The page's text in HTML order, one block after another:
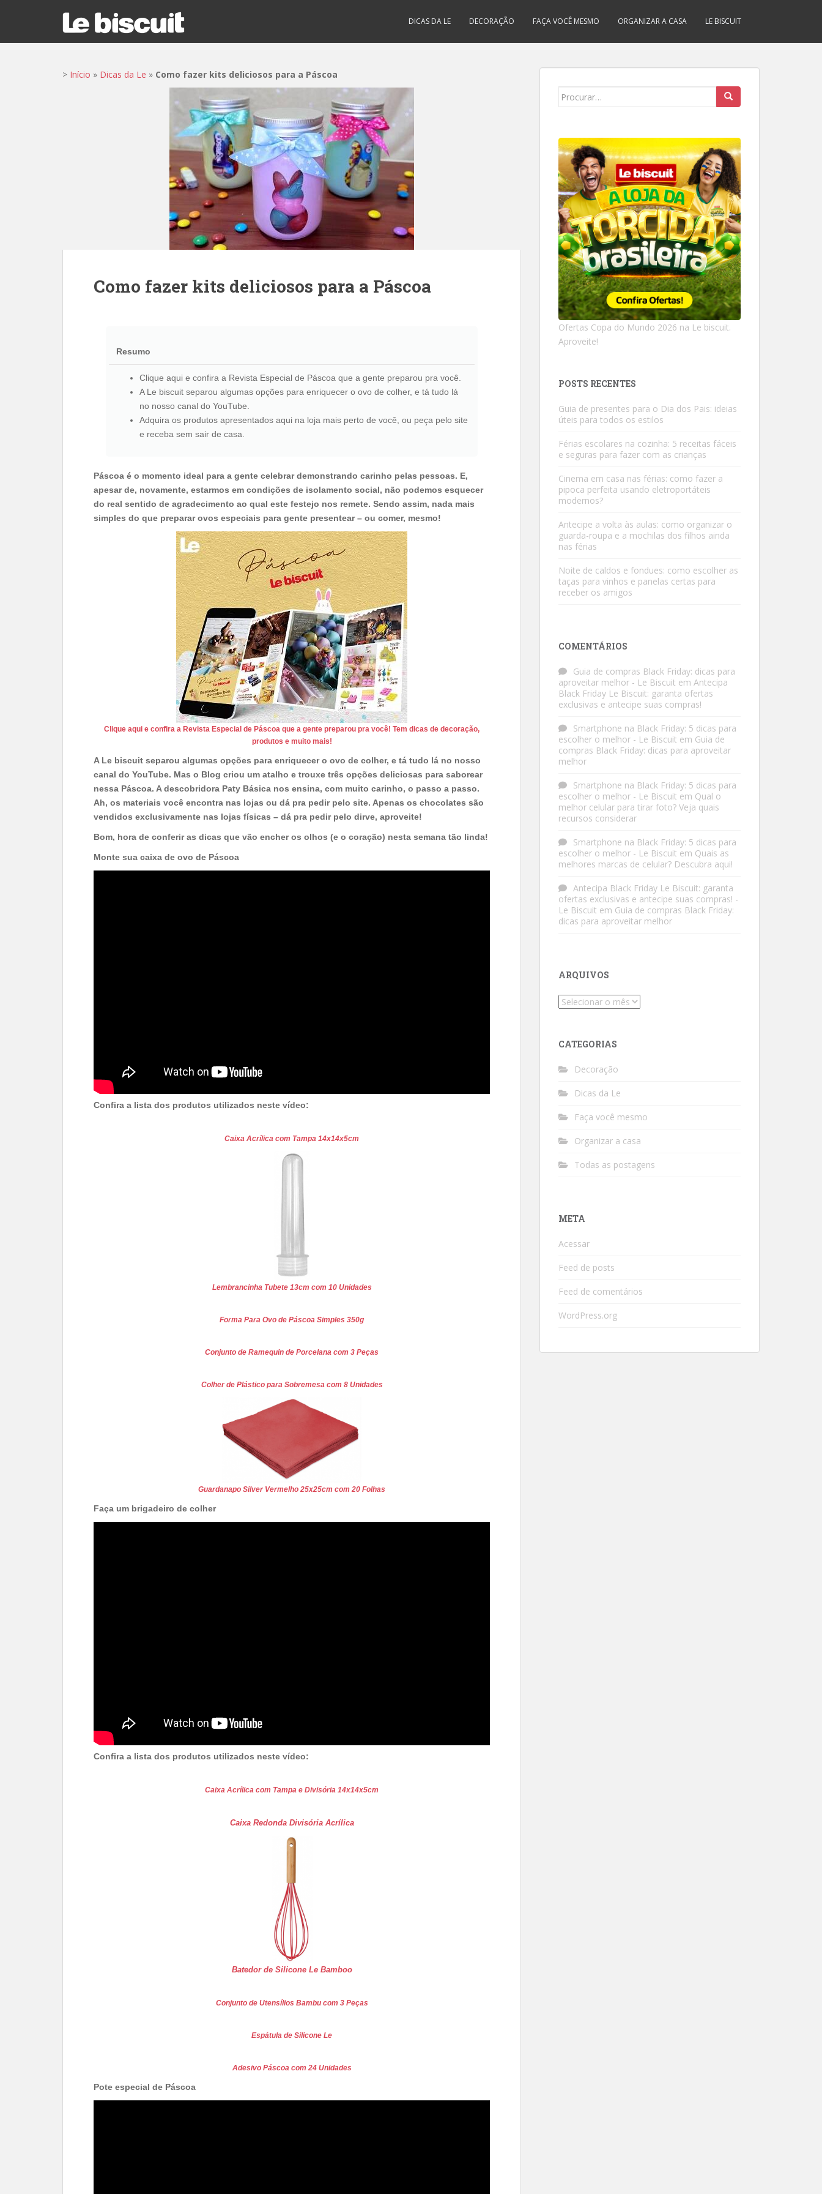
DICAS DA LE DECORAÇÃO FAÇA VOCÊ MESMO ORGANIZAR A CASA LE BISCUIT
> Início » Dicas da Le » Como fazer kits deliciosos para a Páscoa
Como fazer kits deliciosos para a Páscoa
Resumo
Clique aqui e confira a Revista Especial de Páscoa que a gente preparou pra você.
A Le biscuit separou algumas opções para enriquecer o ovo de colher, e tá tudo lá
no nosso canal do YouTube.
Adquira os produtos apresentados aqui na loja mais perto de você, ou peça pelo site
e receba sem sair de casa.
Páscoa é o momento ideal para a gente celebrar demonstrando carinho pelas pessoas. E,
apesar de, novamente, estarmos em condições de isolamento social, não podemos esquecer
do real sentido de agradecimento ao qual este festejo nos remete. Sendo assim, nada mais
simples do que preparar ovos especiais para gente presentear – ou comer, mesmo!
Clique aqui e confira a Revista Especial de Páscoa que a gente preparou pra você! Tem dicas de decoração,
produtos e muito mais!
A Le biscuit separou algumas opções para enriquecer o ovo de colher, e tá tudo lá no nosso
canal do YouTube. Mas o Blog criou um atalho e trouxe três opções deliciosas para saborear
nessa Páscoa. A descobridora Paty Básica nos ensina, com muito carinho, o passo a passo.
Ah, os materiais você encontra nas lojas ou dá pra pedir pelo site. Apenas os chocolates são
vendidos exclusivamente nas lojas físicas – dá pra pedir pelo dirve, aproveite!
Bom, hora de conferir as dicas que vão encher os olhos (e o coração) nesta semana tão linda!
Monte sua caixa de ovo de Páscoa
Confira a lista dos produtos utilizados neste vídeo:
Caixa Acrílica com Tampa 14x14x5cm
Lembrancinha Tubete 13cm com 10 Unidades
Forma Para Ovo de Páscoa Simples 350g
Conjunto de Ramequin de Porcelana com 3 Peças
Colher de Plástico para Sobremesa com 8 Unidades
Guardanapo Silver Vermelho 25x25cm com 20 Folhas
Faça um brigadeiro de colher
Confira a lista dos produtos utilizados neste vídeo:
Caixa Acrílica com Tampa e Divisória 14x14x5cm
Caixa Redonda Divisória Acrílica
Batedor de Silicone Le Bamboo
Conjunto de Utensílios Bambu com 3 Peças
Espátula de Silicone Le
Adesivo Páscoa com 24 Unidades
Pote especial de Páscoa
Search
Ofertas Copa do Mundo 2026 na Le biscuit.
Aproveite!
POSTS RECENTES
Guia de presentes para o Dia dos Pais: ideias
úteis para todos os estilos
Férias escolares na cozinha: 5 receitas fáceis
e seguras para fazer com as crianças
Cinema em casa nas férias: como fazer a
pipoca perfeita usando eletroportáteis
modernos?
Antecipe a volta às aulas: como organizar o
guarda-roupa e a mochilas dos filhos ainda
nas férias
Noite de caldos e fondues: como escolher as
taças para vinhos e panelas certas para
receber os amigos
COMENTÁRIOS
Guia de compras Black Friday: dicas para
aproveitar melhor - Le Biscuit em Antecipa
Black Friday Le Biscuit: garanta ofertas
exclusivas e antecipe suas compras!
Smartphone na Black Friday: 5 dicas para
escolher o melhor - Le Biscuit em Guia de
compras Black Friday: dicas para aproveitar
melhor
Smartphone na Black Friday: 5 dicas para
escolher o melhor - Le Biscuit em Qual o
melhor celular para tirar foto? Veja quais
recursos considerar
Smartphone na Black Friday: 5 dicas para
escolher o melhor - Le Biscuit em Quais as
melhores marcas de celular? Descubra aqui!
Antecipa Black Friday Le Biscuit: garanta
ofertas exclusivas e antecipe suas compras! -
Le Biscuit em Guia de compras Black Friday:
dicas para aproveitar melhor
ARQUIVOS
Arquivos
CATEGORIAS
Decoração
Dicas da Le
Faça você mesmo
Organizar a casa
Todas as postagens
META
Acessar
Feed de posts
Feed de comentários
WordPress.org